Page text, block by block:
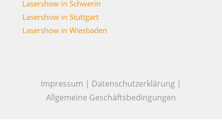
Lasershow in Schwerin
Lasershow in Stuttgart
Lasershow in Wiesbaden
Impressum | Datenschutzerklärung|
Allgemeine Geschäftsbedingungen